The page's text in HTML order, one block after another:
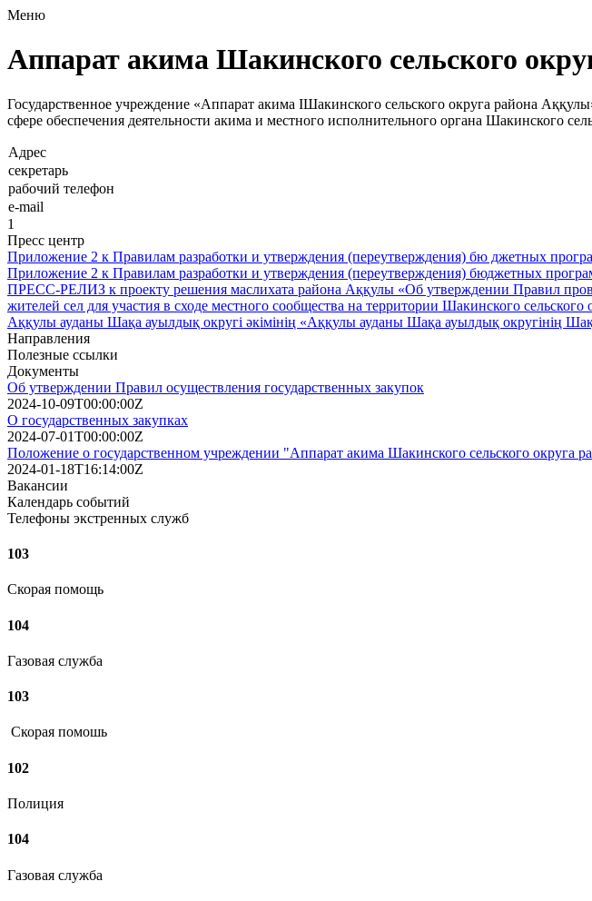
Меню
Аппарат акима Шакинского сельского
Государственное учреждение «Аппарат акима IШакинского сельского округа района
сфере обеспечения деятельности акима и местного исполнительного органа Шакинского
Адрес
секретарь
рабочий телефон
e-mail
1
Пресс центр
Приложение 2 к Правилам разработки и утверждения (переутверждения) бю джетных
Приложение 2 к Правилам разработки и утверждения (переутверждения) бюджетных
ПРЕСС-РЕЛИЗ к проекту решения маслихата района Аққулы «Об утверждении Правил
жителей сел для участия в сходе местного сообщества на территории Шакинского
Аққулы ауданы Шақа ауылдық округі әкімінің «Аққулы ауданы Шақа ауылдық округінің
Направления
Полезные ссылки
Документы
Об утверждении Правил осуществления государственных закупок
2024-10-09T00:00:00Z
О государственных закупках
2024-07-01T00:00:00Z
Положение о государственном учреждении "Аппарат акима Шакинского сельского округа
2024-01-18T16:14:00Z
Вакансии
Календарь событий
Телефоны экстренных служб
103
Скорая помощь
104
Газовая служба
103
Скорая помошь
102
Полиция
104
Газовая служба